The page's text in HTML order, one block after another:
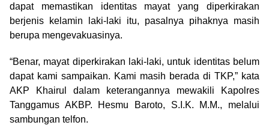
dapat memastikan identitas mayat yang diperkirakan
berjenis kelamin laki-laki itu, pasalnya pihaknya masih
berupa mengevakuasinya.
“Benar, mayat diperkirakan laki-laki, untuk identitas belum
dapat kami sampaikan. Kami masih berada di TKP,” kata
AKP Khairul dalam keterangannya mewakili Kapolres
Tanggamus AKBP. Hesmu Baroto, S.I.K. M.M., melalui
sambungan telfon.